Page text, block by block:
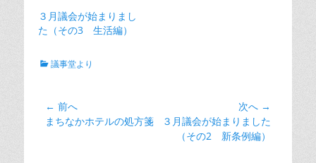
３月議会が始まりまし
た（その3 生活編）
カ 議事堂より
投
稿
← 前へ
前
まちなかホテルの処方箋
次へ →
次３月議会が始まりました
（その2 新条例編）